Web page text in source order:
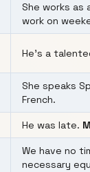
She works as
work on
He's a
She speaks
French.
He was late.
We have no
necessary